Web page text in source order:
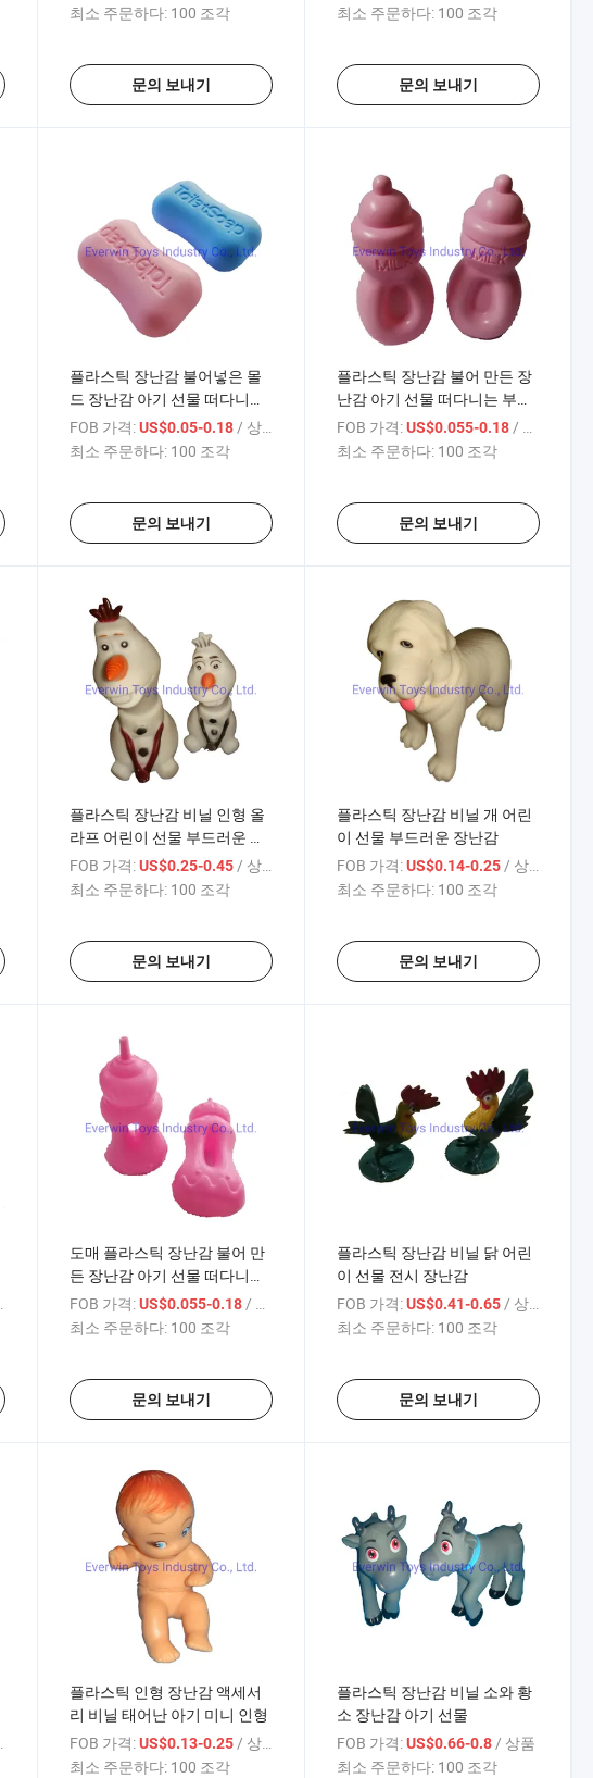
최소 주문하다: 100 조각
문의 보내기
최소 주문하다: 100 조각
문의 보내기
플라스틱 장난감 불어넣은 몰
드 장난감 아기 선물 떠다니는
부드러운 화장실 비누
FOB 가격: US$0.05-0.18 / 상품
최소 주문하다: 100 조각
문의 보내기
플라스틱 장난감 불어 만든 장
난감 아기 선물 떠다니는 부드
러운 수유병
FOB 가격: US$0.055-0.18 / 상품
최소 주문하다: 100 조각
문의 보내기
플라스틱 장난감 비닐 인형 올
라프 어린이 선물 부드러운 장
난감
FOB 가격: US$0.25-0.45/ 상품
최소 주문하다: 100 조각
문의 보내기
플라스틱 장난감 비닐 개 어린
이 선물 부드러운 장난감
FOB 가격: US$0.14-0.25/ 상품
최소 주문하다: 100 조각
문의 보내기
도매 플라스틱 장난감 불어 만
든 장난감 아기 선물 떠다니는
부드러운 수유병
FOB 가격: US$0.055-0.18/ 상품
최소 주문하다: 100 조각
문의 보내기
플라스틱 장난감 비닐 닭 어린
이 선물 전시 장난감
FOB 가격: US$0.41-0.65/ 상품
최소 주문하다: 100 조각
문의 보내기
플라스틱 인형 장난감 액세서
리 비닐 태어난 아기 미니 인형
FOB 가격: US$0.13-0.25 / 상품
최소 주문하다: 100 조각
플라스틱 장난감 비닐 소와 황
소 장난감 아기 선물
FOB 가격: US$0.66-0.8 / 상품
최소 주문하다: 100 조각